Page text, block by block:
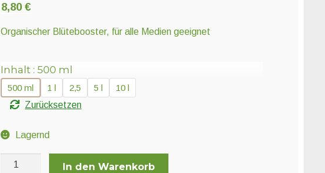
8,80€
Organischer Blütebooster, für alle Medien geeignet
Inhalt 500 ml
500 ml 1 l 2,5 5 l
10 l
Zurücksetzen
Lagernd
Hesi
In den Warenkorb